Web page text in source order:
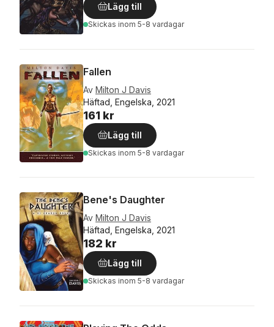
Lägg till
Skickas inom 5-8 vardagar
Fallen
Av Milton J Davis
Häftad, Engelska, 2021
161 kr
Lägg till
Skickas inom 5-8 vardagar
Bene's Daughter
Av Milton J Davis
Häftad, Engelska, 2021
182 kr
Lägg till
Skickas inom 5-8 vardagar